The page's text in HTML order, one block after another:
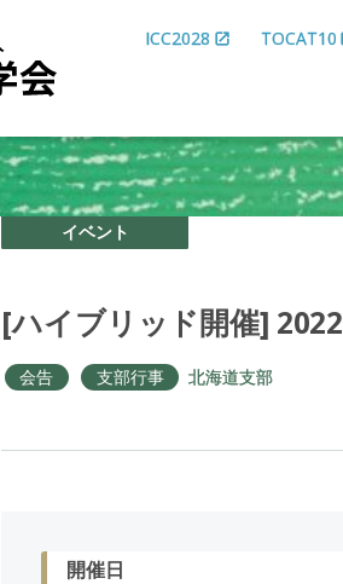
ICC2028 TOCAT10
イベント
[ハイブリッド開催] 2022
会告 支部行事 北海道支部
開催日